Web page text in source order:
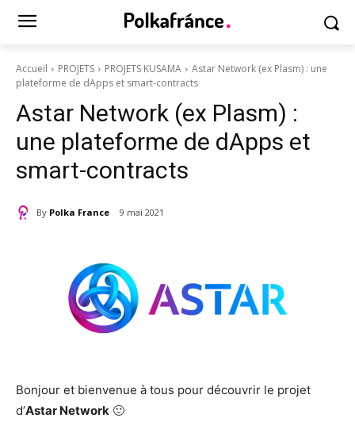
Accueil PROJETS PROJETS KUSAMA
Astar Network (ex Plasm) : une
plateforme de dApps et smart-contracts
Astar Network (ex Plasm) :
une plateforme de dApps et
smart-contracts
By Polka France 9 mai 2021
Bonjour et bienvenue à tous pour découvrir le projet
d’Astar Network 🙂